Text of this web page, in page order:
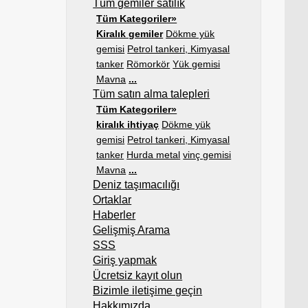
Tüm gemiler satılık
Tüm Kategoriler»
Kiralık gemiler Dökme yük
gemisi Petrol tankeri, Kimyasal
tanker Römorkör Yük gemisi
Mavna ...
Tüm satın alma talepleri
Tüm Kategoriler»
kiralık ihtiyaç Dökme yük
gemisi Petrol tankeri, Kimyasal
tanker Hurda metal vinç gemisi
Mavna ...
Deniz taşımacılığı
Ortaklar
Haberler
Gelişmiş Arama
SSS
Giriş yapmak
Ücretsiz kayıt olun
Bizimle iletişime geçin
Hakkımızda